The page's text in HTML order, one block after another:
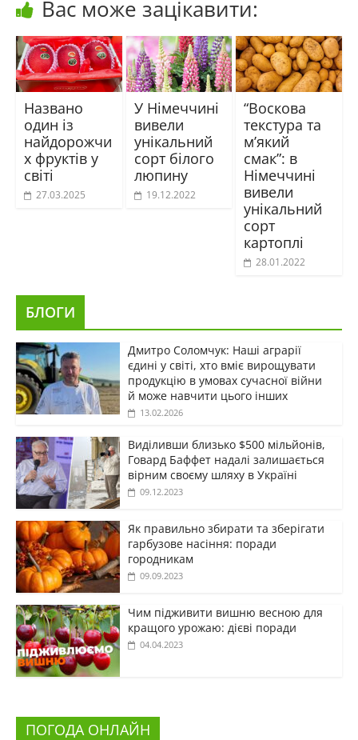
Вас може зацікавити:
Названо
один із
найдорожчи
х фруктів у
світі
27.03.2025
У Німеччині
вивели
унікальний
сорт білого
люпину
19.12.2022
“Воскова
текстура та
м’який
смак”: в
Німеччині
вивели
унікальний
сорт
картоплі
28.01.2022
БЛОГИ
Дмитро Соломчук: Наші аграрії
єдині у світі, хто вміє вирощувати
продукцію в умовах сучасної війни
й може навчити цього інших
13.02.2026
Виділивши близько $500 мільйонів,
Говард Баффет надалі залишається
вірним своєму шляху в Україні
09.12.2023
Як правильно збирати та зберігати
гарбузове насіння: поради
городникам
09.09.2023
Чим підживити вишню весною для
кращого урожаю: дієві поради
04.04.2023
ПОГОДА ОНЛАЙН